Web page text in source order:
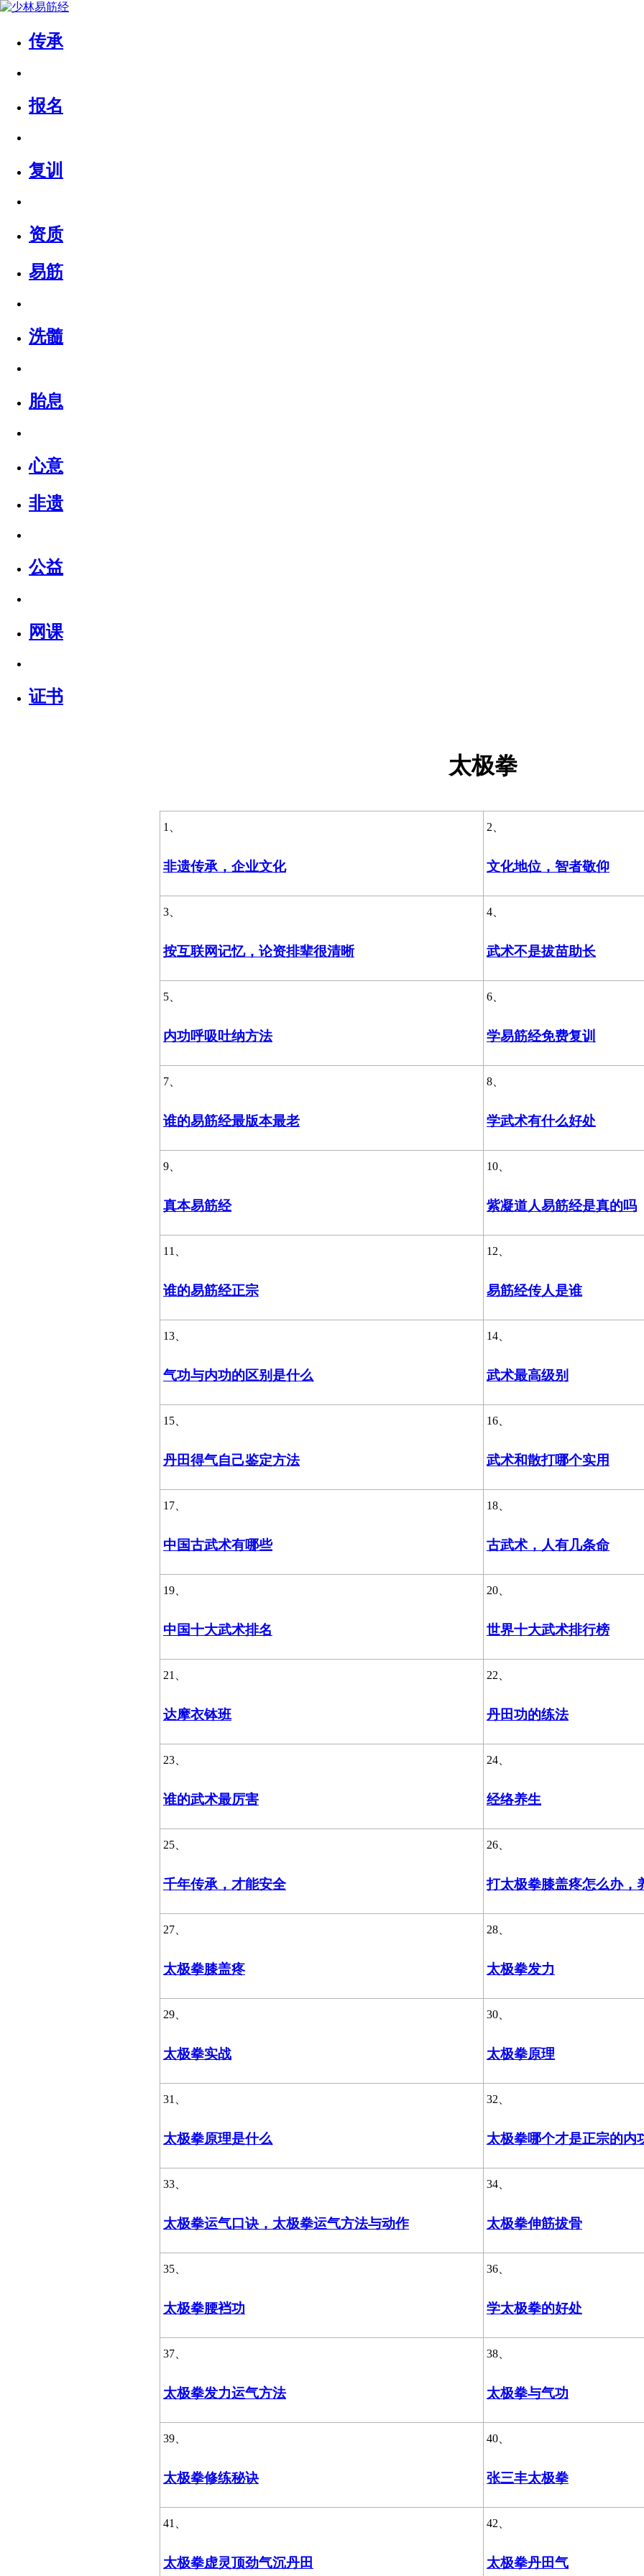
传承
报名
复训
资质
易筋
洗髓
胎息
心意
非遗
公益
网课
证书
太极拳
1、
非遗传承，企业文化
2、
文化地位，智者敬仰
3、
按互联网记忆，论资排辈很清晰
4、
武术不是拔苗助长
5、
内功呼吸吐纳方法
6、
学易筋经免费复训
7、
谁的易筋经最版本最老
8、
学武术有什么好处
9、
真本易筋经
10、
紫凝道人易筋经是真的吗
11、
谁的易筋经正宗
12、
易筋经传人是谁
13、
气功与内功的区别是什么
14、
武术最高级别
15、
丹田得气自己鉴定方法
16、
武术和散打哪个实用
17、
中国古武术有哪些
18、
古武术，人有几条命
19、
中国十大武术排名
20、
世界十大武术排行榜
21、
达摩衣钵班
22、
丹田功的练法
23、
谁的武术最厉害
24、
经络养生
25、
千年传承，才能安全
26、
打太极拳膝盖疼怎么办，
27、
太极拳膝盖疼
28、
太极拳发力
29、
太极拳实战
30、
太极拳原理
31、
太极拳原理是什么
32、
太极拳哪个才是正宗的内
33、
太极拳运气口诀，太极拳运气方法与动作
34、
太极拳伸筋拔骨
35、
太极拳腰裆功
36、
学太极拳的好处
37、
太极拳发力运气方法
38、
太极拳与气功
39、
太极拳修练秘诀
40、
张三丰太极拳
41、
太极拳虚灵顶劲气沉丹田
42、
太极拳丹田气